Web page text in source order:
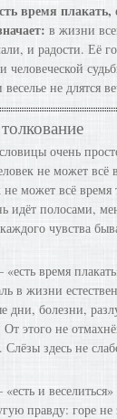
время плакать,
в жизни
и радости. Её
человеческой
не длятся
очень
не может всё
не может всё время
идёт полосами,
чувства
«есть время
в жизни
дни, болезни,
От этого не
здесь не
и
правду: горе не